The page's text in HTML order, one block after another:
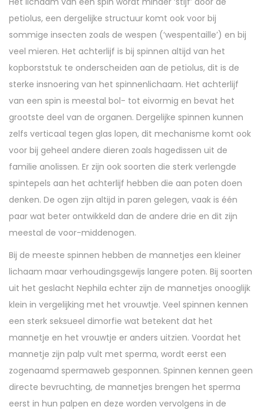
petiolus, een dergelijke structuur komt ook voor bij
sommige insecten zoals de wespen (‘wespentaille’) en bij
veel mieren. Het achterlijf is bij spinnen altijd van het
kopborststuk te onderscheiden aan de petiolus, dit is de
sterke insnoering van het spinnenlichaam. Het achterlijf
van een spin is meestal bol- tot eivormig en bevat het
grootste deel van de organen. Dergelijke spinnen kunnen
zelfs verticaal tegen glas lopen, dit mechanisme komt ook
voor bij geheel andere dieren zoals hagedissen uit de
familie anolissen. Er zijn ook soorten die sterk verlengde
spintepels aan het achterlijf hebben die aan poten doen
denken. De ogen zijn altijd in paren gelegen, vaak is één
paar wat beter ontwikkeld dan de andere drie en dit zijn
meestal de voor-middenogen.
Bij de meeste spinnen hebben de mannetjes een kleiner
lichaam maar verhoudingsgewijs langere poten. Bij soorten
uit het geslacht Nephila echter zijn de mannetjes onooglijk
klein in vergelijking met het vrouwtje. Veel spinnen kennen
een sterk seksueel dimorfie wat betekent dat het
mannetje en het vrouwtje er anders uitzien. Voordat het
mannetje zijn palp vult met sperma, wordt eerst een
zogenaamd spermaweb gesponnen. Spinnen kennen geen
directe bevruchting, de mannetjes brengen het sperma
eerst in hun palpen en deze worden vervolgens in de